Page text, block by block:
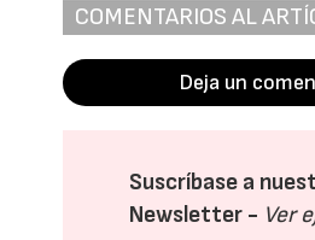
COMENTARIOS AL
Deja un
Suscríbase a
Newsletter - Ver